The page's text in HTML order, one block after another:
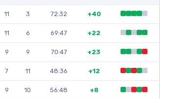
11 3 72:32 +40
11 6 69:47 +22
9 9 70:47 +23
7 11 48:36 +12
9 10 56:48 +8